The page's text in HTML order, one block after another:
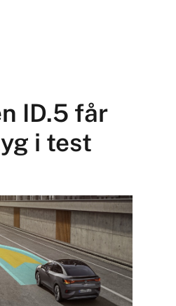
ID.5 får
i test